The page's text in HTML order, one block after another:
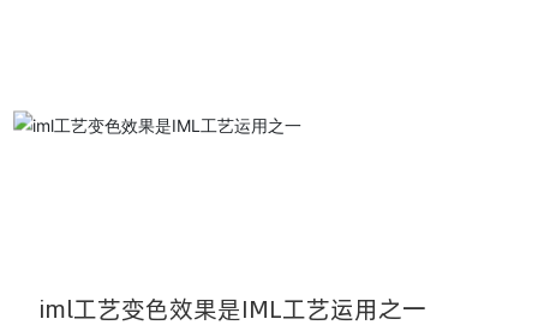
iml工艺变色效果是IML工艺运用之一